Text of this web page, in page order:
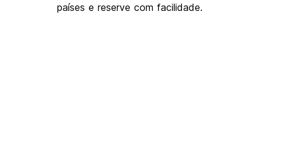
países e reserve com facilidade.